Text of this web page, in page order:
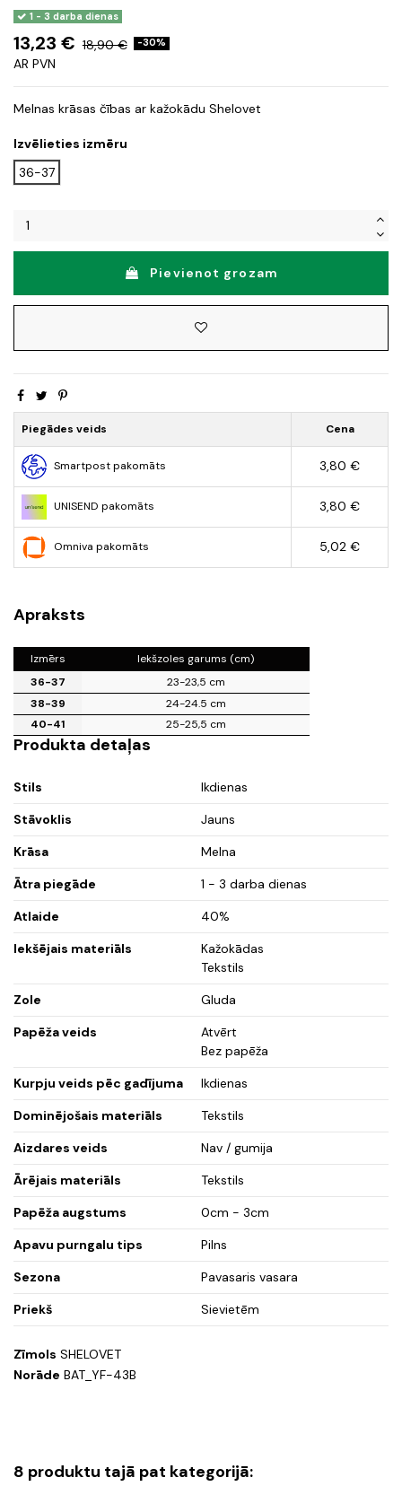
1 - 3 darba dienas
13,23 € 18,90 € -30%
AR PVN
Melnas krāsas čības ar kažokādu Shelovet
Izvēlieties izmēru
36-37
Pievienot grozam
Piegādes veids Cena
Smartpost pakomāts 3,80 €
UNISEND pakomāts 3,80 €
Omniva pakomāts 5,02 €
Apraksts
Izmērs
Iekšzoles garums (cm)
36-37
23-23,5 cm
38-39
24-24.5 cm
40-41
25-25,5 cm
Produkta detaļas
Stils
Ikdienas
Stāvoklis
Jauns
Krāsa
Melna
Ātra piegāde
1 - 3 darba dienas
Atlaide
40%
Iekšējais materiāls
Kažokādas
Tekstils
Zole
Gluda
Papēža veids
Atvērt
Bez papēža
Kurpju veids pēc gadījuma
Ikdienas
Dominējošais materiāls
Tekstils
Aizdares veids
Nav / gumija
Ārējais materiāls
Tekstils
Papēža augstums
0cm - 3cm
Apavu purngalu tips
Pilns
Sezona
Pavasaris vasara
Priekš
Sievietēm
Zīmols SHELOVET
Norāde BAT_YF-43B
8 produktu tajā pat kategorijā: